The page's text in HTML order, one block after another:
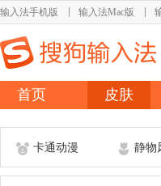
输入法手机版 输入法Mac版
首页 皮肤
卡通动漫 静物